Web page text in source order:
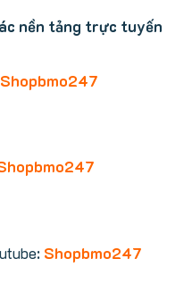
nền tảng trực tuyến
Shopbmo247
Shopbmo247